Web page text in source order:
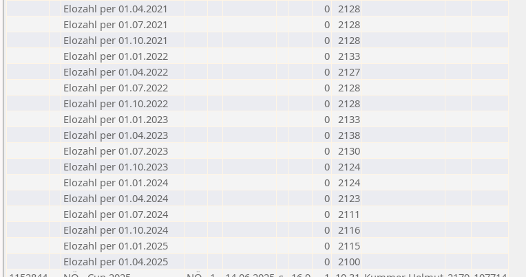
Elozahl per 01.04.2021
0 2128
Elozahl per 01.07.2021
0 2128
Elozahl per 01.10.2021
0 2128
Elozahl per 01.01.2022
0 2133
Elozahl per 01.04.2022
0 2127
Elozahl per 01.07.2022
0 2128
Elozahl per 01.10.2022
0 2128
Elozahl per 01.01.2023
0 2133
Elozahl per 01.04.2023
0 2138
Elozahl per 01.07.2023
0 2130
Elozahl per 01.10.2023
0 2124
Elozahl per 01.01.2024
0 2124
Elozahl per 01.04.2024
0 2123
Elozahl per 01.07.2024
0 2111
Elozahl per 01.10.2024
0 2116
Elozahl per 01.01.2025
0 2115
Elozahl per 01.04.2025
0 2100